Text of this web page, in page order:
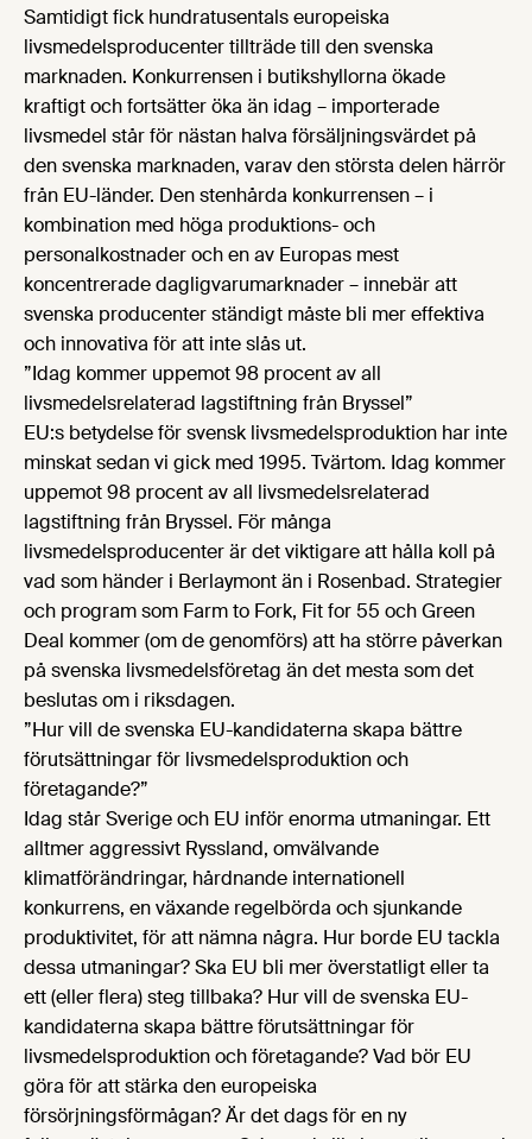
Samtidigt fick hundratusentals europeiska
livsmedelsproducenter tillträde till den svenska
marknaden. Konkurrensen i butikshyllorna ökade
kraftigt och fortsätter öka än idag – importerade
livsmedel står för nästan halva försäljningsvärdet på
den svenska marknaden, varav den största delen härrör
från EU-länder. Den stenhårda konkurrensen – i
kombination med höga produktions- och
personalkostnader och en av Europas mest
koncentrerade dagligvarumarknader – innebär att
svenska producenter ständigt måste bli mer effektiva
och innovativa för att inte slås ut.
”Idag kommer uppemot 98 procent av all
livsmedelsrelaterad lagstiftning från Bryssel”
EU:s betydelse för svensk livsmedelsproduktion har inte
minskat sedan vi gick med 1995. Tvärtom. Idag kommer
uppemot 98 procent av all livsmedelsrelaterad
lagstiftning från Bryssel. För många
livsmedelsproducenter är det viktigare att hålla koll på
vad som händer i Berlaymont än i Rosenbad. Strategier
och program som Farm to Fork, Fit for 55 och Green
Deal kommer (om de genomförs) att ha större påverkan
på svenska livsmedelsföretag än det mesta som det
beslutas om i riksdagen.
”Hur vill de svenska EU-kandidaterna skapa bättre
förutsättningar för livsmedelsproduktion och
företagande?”
Idag står Sverige och EU inför enorma utmaningar. Ett
alltmer aggressivt Ryssland, omvälvande
klimatförändringar, hårdnande internationell
konkurrens, en växande regelbörda och sjunkande
produktivitet, för att nämna några. Hur borde EU tackla
dessa utmaningar? Ska EU bli mer överstatligt eller ta
ett (eller flera) steg tillbaka? Hur vill de svenska EU-
kandidaterna skapa bättre förutsättningar för
livsmedelsproduktion och företagande? Vad bör EU
göra för att stärka den europeiska
försörjningsförmågan? Är det dags för en ny